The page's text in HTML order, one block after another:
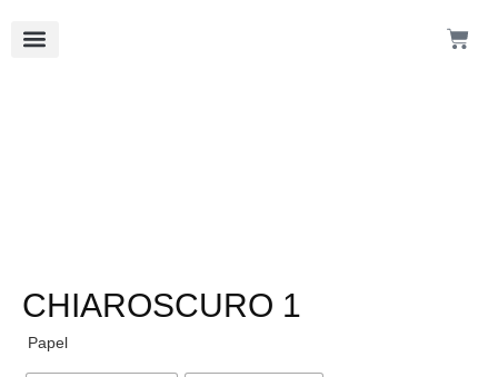
CHIAROSCURO 1
Papel